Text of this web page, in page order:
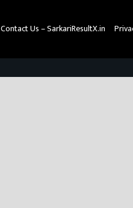
Contact Us – SarkariResultX.in